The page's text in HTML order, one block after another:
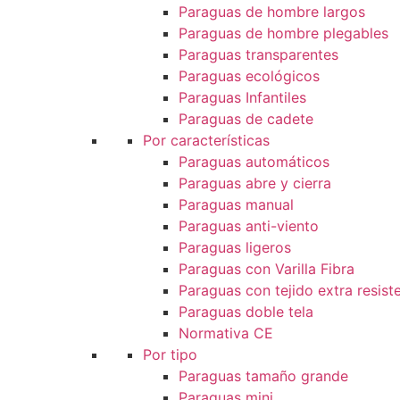
Paraguas de hombre largos
Paraguas de hombre plegables
Paraguas transparentes
Paraguas ecológicos
Paraguas Infantiles
Paraguas de cadete
Por características
Paraguas automáticos
Paraguas abre y cierra
Paraguas manual
Paraguas anti-viento
Paraguas ligeros
Paraguas con Varilla Fibra
Paraguas con tejido extra
Paraguas doble tela
Normativa CE
Por tipo
Paraguas tamaño grande